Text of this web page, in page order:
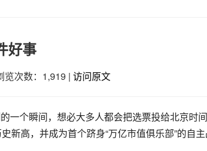
好事
览次数：1,919 | 访问原文
一个瞬间，想必大多人都会把选票投给北京时
高，并成为首个跻身“万亿市值俱乐部”的自主